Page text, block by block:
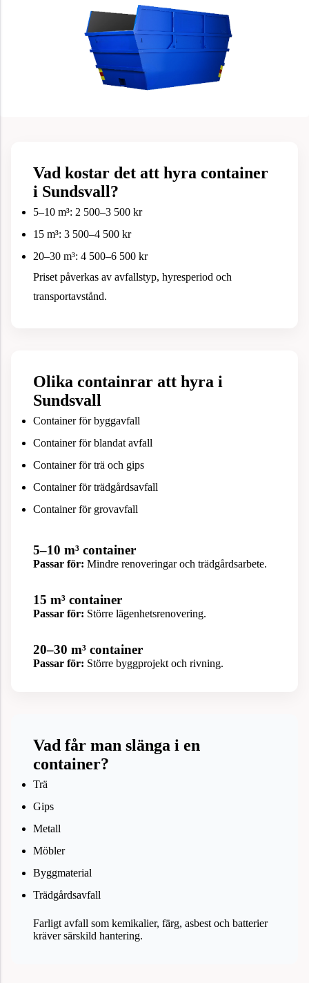
Vad kostar det att hyra container
i Sundsvall?
5–10 m³: 2 500–3 500 kr
15 m³: 3 500–4 500 kr
20–30 m³: 4 500–6 500 kr
Priset påverkas av avfallstyp, hyresperiod och
transportavstånd.
Olika containrar att hyra i
Sundsvall
Container för byggavfall
Container för blandat avfall
Container för trä och gips
Container för trädgårdsavfall
Container för grovavfall
5–10 m³ container
Passar för: Mindre renoveringar och trädgårdsarbete.
15 m³ container
Passar för: Större lägenhetsrenovering.
20–30 m³ container
Passar för: Större byggprojekt och rivning.
Vad får man slänga i en
container?
Trä
Gips
Metall
Möbler
Byggmaterial
Trädgårdsavfall
Farligt avfall som kemikalier, färg, asbest och batterier
kräver särskild hantering.